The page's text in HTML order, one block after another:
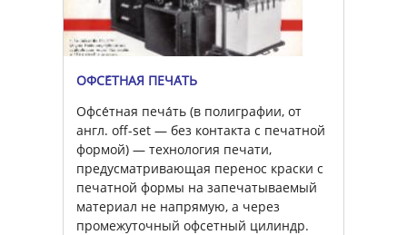
ОФСЕ́ТНАЯ ПЕЧА́ТЬ
Офсе́тная печа́ть (в полиграфии, от
англ. off-set — без контакта с печатной
формой) — технология печати,
предусматривающая перенос краски с
печатной формы на запечатываемый
материал не напрямую, а через
промежуточный офсетный цилиндр.